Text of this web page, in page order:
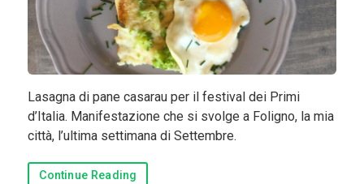
Lasagna di pane casarau per il festival dei Primi
d’Italia. Manifestazione che si svolge a Foligno, la mia
città, l’ultima settimana di Settembre.
Continue Reading